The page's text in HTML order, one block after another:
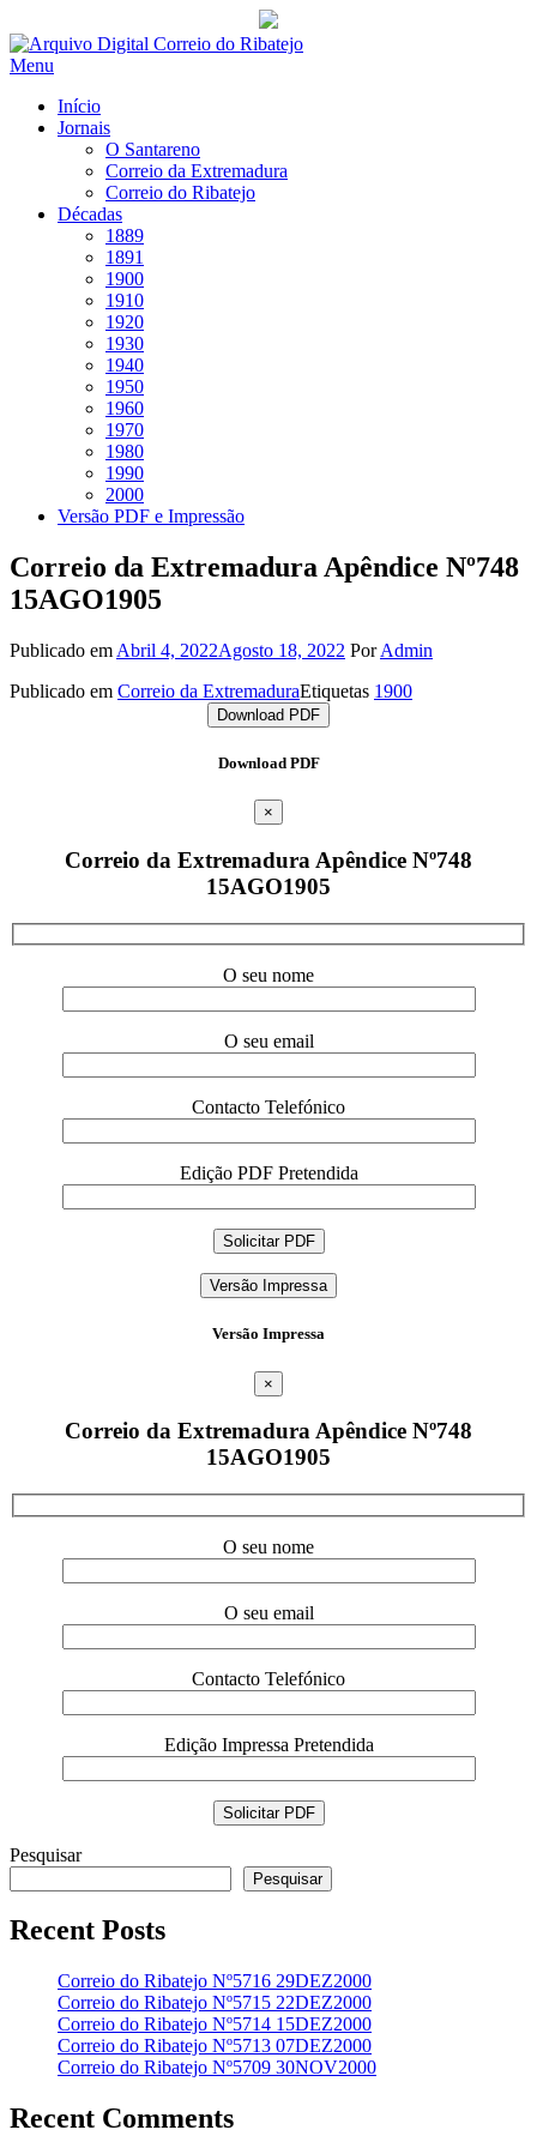
Saltar
para
Menu
Início
Jornais
O Santareno
Correio da Extremadura
Correio do Ribatejo
Décadas
1889
1891
1900
1910
1920
1930
1940
1950
1960
1970
1980
1990
2000
Versão PDF e Impressão
Correio da Extremadura Apêndice Nº748
15AGO1905
Publicado em Abril 4, 2022Agosto 18, 2022 PorAdmin
Publicado em Correio da ExtremaduraEtiquetas 1900
Download PDF
Download PDF
×
Correio da Extremadura Apêndice Nº748
15AGO1905
O seu nome
O seu email
Contacto Telefónico
Edição PDF Pretendida
Versão Impressa
Versão Impressa
×
Correio da Extremadura Apêndice Nº748
15AGO1905
O seu nome
O seu email
Contacto Telefónico
Edição Impressa Pretendida
Pesquisar
Pesquisar
Recent Posts
Correio do Ribatejo Nº5716 29DEZ2000
Correio do Ribatejo Nº5715 22DEZ2000
Correio do Ribatejo Nº5714 15DEZ2000
Correio do Ribatejo Nº5713 07DEZ2000
Correio do Ribatejo Nº5709 30NOV2000
Recent Comments